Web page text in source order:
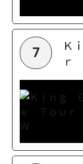
7
Ｋ
ｒ